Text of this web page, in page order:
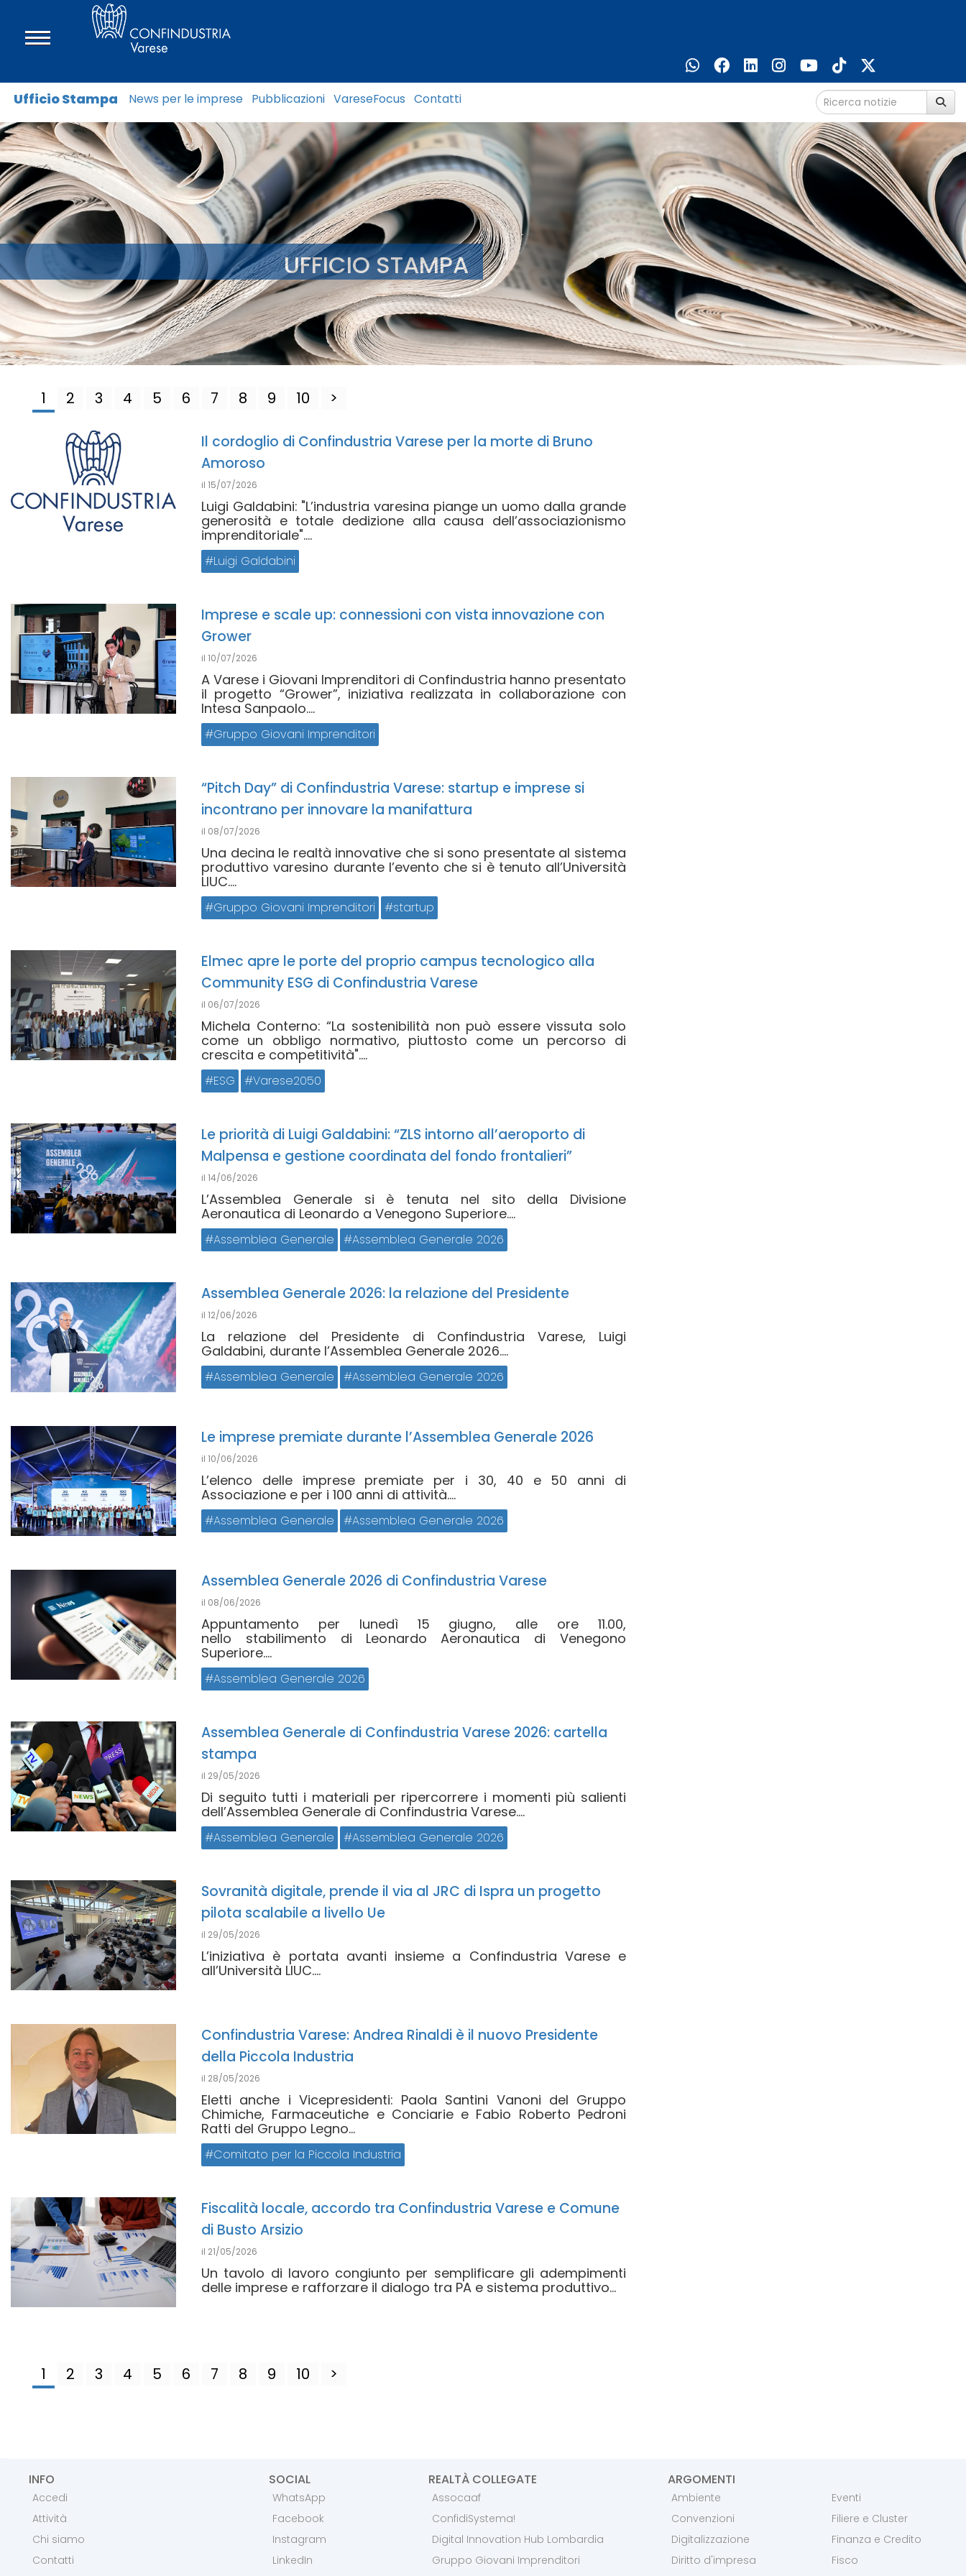
Ufficio Stampa News per le imprese Pubblicazioni VareseFocus Contatti
UFFICIO STAMPA
1 2 3 4 5 6 7 8 9 10 >
Il cordoglio di Confindustria Varese per la morte di Bruno
Amoroso
il 15/07/2026
Luigi Galdabini: "L’industria varesina piange un uomo dalla grande
generosità e totale dedizione alla causa dell’associazionismo
imprenditoriale"....
Luigi Galdabini
Imprese e scale up: connessioni con vista innovazione con
Grower
il 10/07/2026
A Varese i Giovani Imprenditori di Confindustria hanno presentato
il progetto “Grower”, iniziativa realizzata in collaborazione con
Intesa Sanpaolo....
Gruppo Giovani Imprenditori
“Pitch Day” di Confindustria Varese: startup e imprese si
incontrano per innovare la manifattura
il 08/07/2026
Una decina le realtà innovative che si sono presentate al sistema
produttivo varesino durante l’evento che si è tenuto all’Università
LIUC....
Gruppo Giovani Imprenditori startup
Elmec apre le porte del proprio campus tecnologico alla
Community ESG di Confindustria Varese
il 06/07/2026
Michela Conterno: “La sostenibilità non può essere vissuta solo
come un obbligo normativo, piuttosto come un percorso di
crescita e competitività"....
ESG Varese2050
Le priorità di Luigi Galdabini: “ZLS intorno all’aeroporto di
Malpensa e gestione coordinata del fondo frontalieri”
il 14/06/2026
L’Assemblea Generale si è tenuta nel sito della Divisione
Aeronautica di Leonardo a Venegono Superiore....
Assemblea Generale Assemblea Generale 2026
Assemblea Generale 2026: la relazione del Presidente
il 12/06/2026
La relazione del Presidente di Confindustria Varese, Luigi
Galdabini, durante l’Assemblea Generale 2026....
Assemblea Generale Assemblea Generale 2026
Le imprese premiate durante l’Assemblea Generale 2026
il 10/06/2026
L’elenco delle imprese premiate per i 30, 40 e 50 anni di
Associazione e per i 100 anni di attività....
Assemblea Generale Assemblea Generale 2026
Assemblea Generale 2026 di Confindustria Varese
il 08/06/2026
Appuntamento per lunedì 15 giugno, alle ore 11.00,
nello stabilimento di Leonardo Aeronautica di Venegono
Superiore....
Assemblea Generale 2026
Assemblea Generale di Confindustria Varese 2026: cartella
stampa
il 29/05/2026
Di seguito tutti i materiali per ripercorrere i momenti più salienti
dell’Assemblea Generale di Confindustria Varese....
Assemblea Generale Assemblea Generale 2026
Sovranità digitale, prende il via al JRC di Ispra un progetto
pilota scalabile a livello Ue
il 29/05/2026
L’iniziativa è portata avanti insieme a Confindustria Varese e
all’Università LIUC....
Confindustria Varese: Andrea Rinaldi è il nuovo Presidente
della Piccola Industria
il 28/05/2026
Eletti anche i Vicepresidenti: Paola Santini Vanoni del Gruppo
Chimiche, Farmaceutiche e Conciarie e Fabio Roberto Pedroni
Ratti del Gruppo Legno...
Comitato per la Piccola Industria
Fiscalità locale, accordo tra Confindustria Varese e Comune
di Busto Arsizio
il 21/05/2026
Un tavolo di lavoro congiunto per semplificare gli adempimenti
delle imprese e rafforzare il dialogo tra PA e sistema produttivo...
1 2 3 4 5 6 7 8 9 10 >
INFO
Accedi
Attività
Chi siamo
Contatti
SOCIAL
WhatsApp
Facebook
Instagram
LinkedIn
REALTÀ COLLEGATE
Assocaaf
ConfidiSystema!
Digital Innovation Hub Lombardia
Gruppo Giovani Imprenditori
ARGOMENTI
Ambiente
Convenzioni
Digitalizzazione
Diritto d'impresa
Eventi
Filiere e Cluster
Finanza e Credito
Fisco